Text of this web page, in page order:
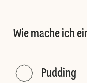
Wie mache ich
Pudding